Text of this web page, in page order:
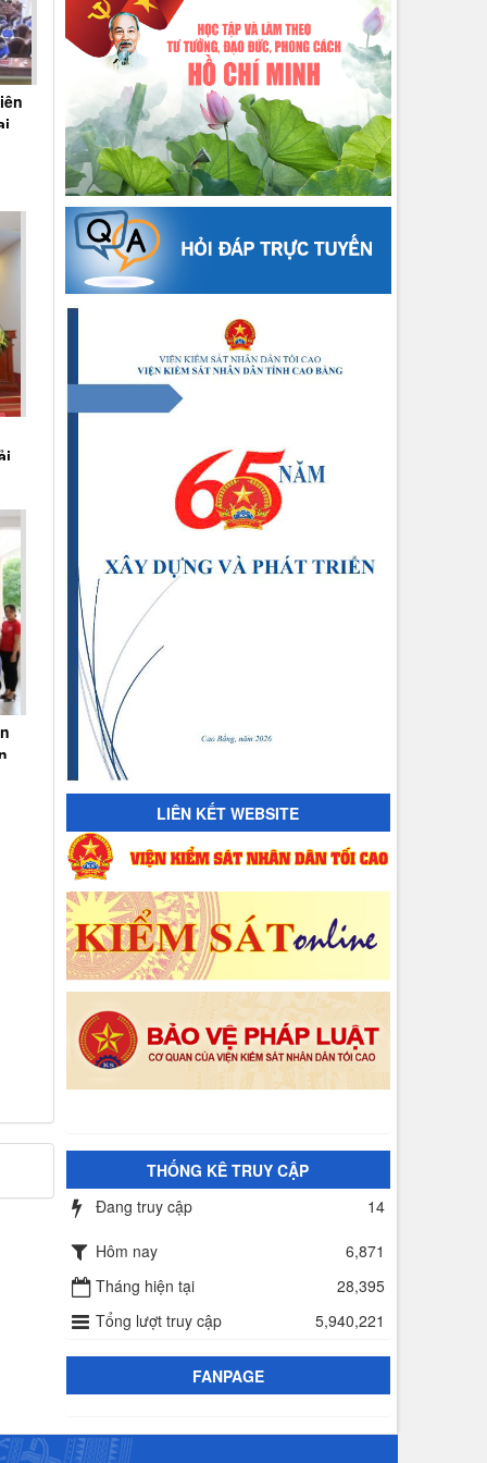
LIÊN KẾT WEBSITE
THỐNG KÊ TRUY CẬP
Đang truy cập
14
Hôm nay
6,871
Tháng hiện tại
28,395
Tổng lượt truy cập
5,940,221
FANPAGE